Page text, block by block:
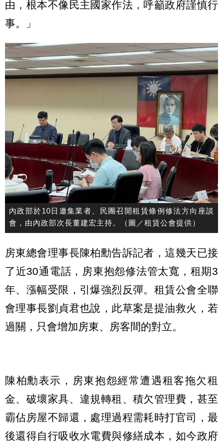
由，根本不像民主國家作法，呼籲政府謹慎行
事。」
內政部於10日邀集業者、民團召開租賃條例修法方向座談
會，由內政部次長董建宏主持。（圖／租賃公會提供）
房東總會理事長陳柏勳告訴記者，這幾天已接
了近30通電話，房東抱怨修法管太寬，租期3
年、漲幅受限，引爆強烈反彈。租賃公會全聯
會理事長劉貞君也說，此草案是提油救火，若
過關，只會增加房東、房客間的對立。
陳柏勳表示，房東抱怨經常遭遇租客拖欠租
金、破壞家具、違規轉租、積欠管理費，甚至
霸佔房屋不歸還，處理過程需耗時打官司，最
後還得自行吸收水電費與修繕成本，如今政府